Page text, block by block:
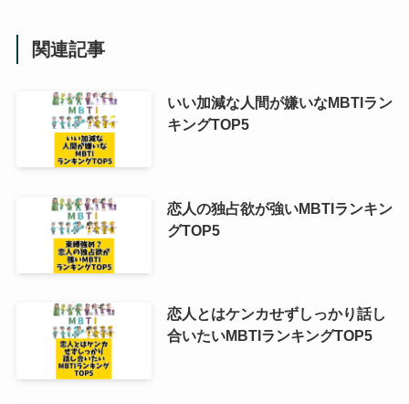
関連記事
いい加減な人間が嫌いなMBTIラン
キングTOP5
恋人の独占欲が強いMBTIランキン
グTOP5
恋人とはケンカせずしっかり話し
合いたいMBTIランキングTOP5